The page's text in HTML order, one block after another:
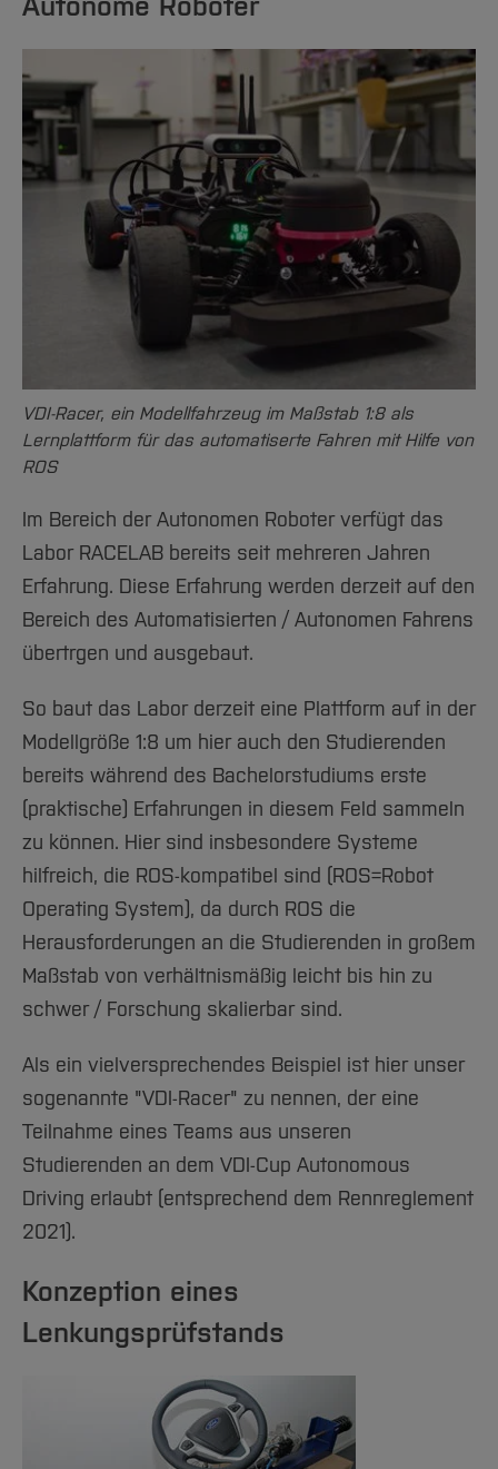
VDI-Racer, ein Modellfahrzeug im Maßstab 1:8 als
Lernplattform für das automatiserte Fahren mit Hilfe von
ROS
Im Bereich der Autonomen Roboter verfügt das
Labor RACELAB bereits seit mehreren Jahren
Erfahrung. Diese Erfahrung werden derzeit auf den
Bereich des Automatisierten / Autonomen Fahrens
übertrgen und ausgebaut.
So baut das Labor derzeit eine Plattform auf in der
Modellgröße 1:8 um hier auch den Studierenden
bereits während des Bachelorstudiums erste
(praktische) Erfahrungen in diesem Feld sammeln
zu können. Hier sind insbesondere Systeme
hilfreich, die ROS-kompatibel sind (ROS=Robot
Operating System), da durch ROS die
Herausforderungen an die Studierenden in großem
Maßstab von verhältnismäßig leicht bis hin zu
schwer / Forschung skalierbar sind.
Als ein vielversprechendes Beispiel ist hier unser
sogenannte "VDI-Racer" zu nennen, der eine
Teilnahme eines Teams aus unseren
Studierenden an dem VDI-Cup Autonomous
Driving erlaubt (entsprechend dem Rennreglement
2021).
Konzeption eines
Lenkungsprüfstands